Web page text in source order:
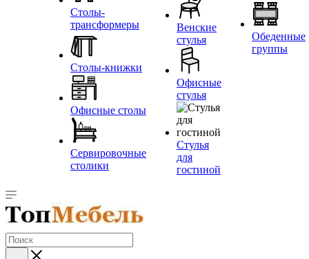
Столы-
трансформеры
Столы-книжки
Офисные столы
Сервировочные
столики
Венские
стулья
Офисные
стулья
Стулья
для
гостиной
Обеденные
группы